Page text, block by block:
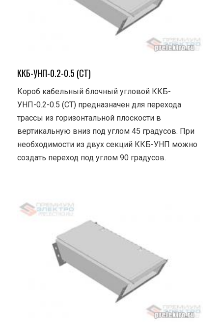
ККБ-УНП-0.2-0.5 (СТ)
Короб кабельный блочный угловой ККБ-
УНП-0.2-0.5 (СТ) предназначен для перехода
трассы из горизонтальной плоскости в
вертикальную вниз под углом 45 градусов. При
необходимости из двух секций ККБ-УНП можно
создать переход под углом 90 градусов.